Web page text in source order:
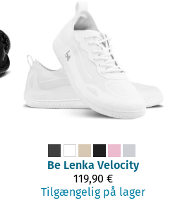
Be Lenka Velocity
119,90 €
Tilgængelig på lager